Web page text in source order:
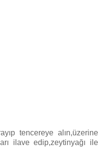
tencereye alın,üzerine
ilave edip,zeytinyağı ile